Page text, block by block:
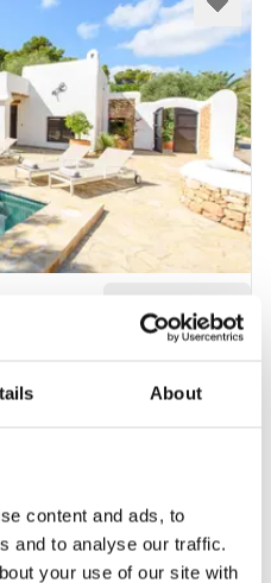
About
content and ads, to
and to analyse our traffic.
your use of our site with
Vedi posizione